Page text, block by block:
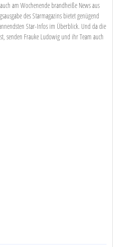
am Wochenende brandheiße News aus
des Starmagazins bietet genügend
Star-Infos im Überblick. Und da die
senden Frauke Ludowig und ihr Team auch